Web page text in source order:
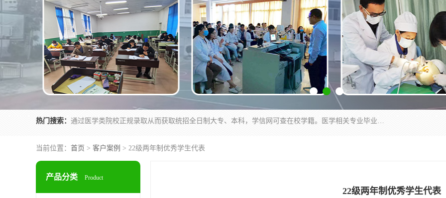
热门搜索： 通过医学类院校正规录取从而获取统招全日制大专、本科，学信网可查在校学籍。医学相关专业毕业后可参加执业助理医师与执业医师证书考试（如口腔医学、临床医学、中医学等专业）.
当前位置： 首页 > 客户案例 > 22级两年制优秀学生代表
产品分类 Product
22级两年制优秀学生代表